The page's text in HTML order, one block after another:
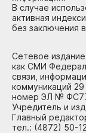
В случае
активная
без заключения
Сетевое
как СМИ
связи,
коммуникаций
номер ЭЛ №
Учредитель и
Главный
тел.: (4872) 50-